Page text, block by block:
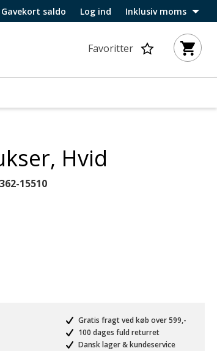
Gavekort saldo Log ind Inklusiv moms
Favoritter
Hvid
15510
Gratis fragt ved køb over 599,-
100 dages fuld returret
Dansk lager & kundeservice